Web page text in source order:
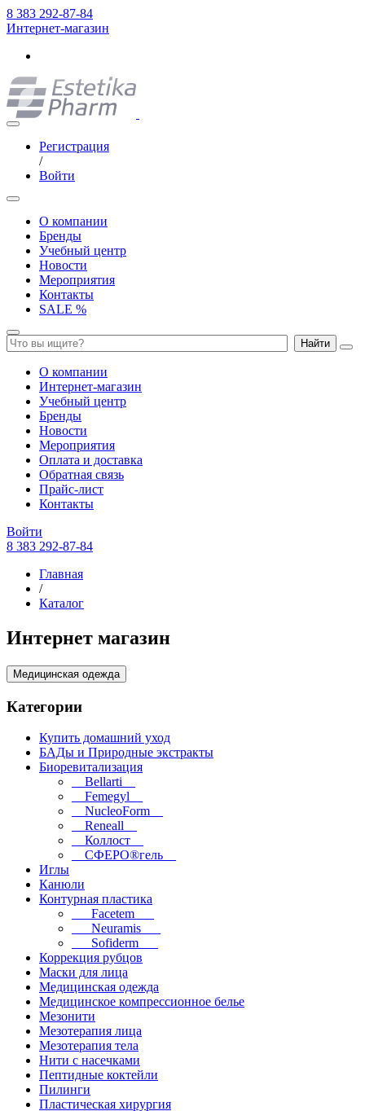
8 383 292-87-84
Интернет-магазин
Регистрация
/
Войти
О компании
Бренды
Учебный центр
Новости
Мероприятия
Контакты
SALE %
Найти
О компании
Интернет-магазин
Учебный центр
Бренды
Новости
Мероприятия
Оплата и доставка
Обратная связь
Прайс-лист
Контакты
Войти
8 383 292-87-84
Главная
/
Каталог
Интернет магазин
Медицинская одежда
Категории
Купить домашний уход
БАДы и Природные экстракты
Биоревитализация
__Bellarti__
__Femegyl__
__NucleoForm__
__Reneall__
__Коллост__
__СФЕРО®гель__
Иглы
Канюли
Контурная пластика
___Facetem___
___Neuramis___
___Sofiderm___
Коррекция рубцов
Маски для лица
Медицинская одежда
Медицинское компрессионное белье
Мезонити
Мезотерапия лица
Мезотерапия тела
Нити с насечками
Пептидные коктейли
Пилинги
Пластическая хирургия